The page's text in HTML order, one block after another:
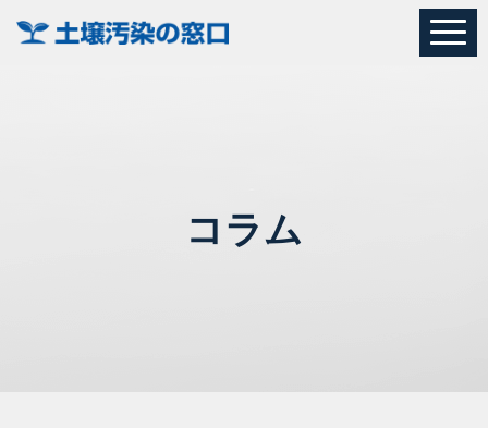
コラム